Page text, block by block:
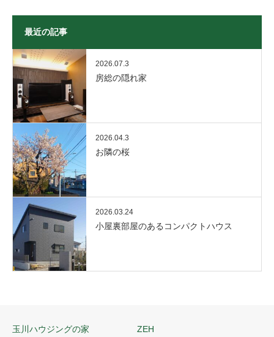
最近の記事
2026.07.3
房総の隠れ家
2026.04.3
お隣の桜
2026.03.24
小屋裏部屋のあるコンパクトハウス
玉川ハウジングの家 ZEH